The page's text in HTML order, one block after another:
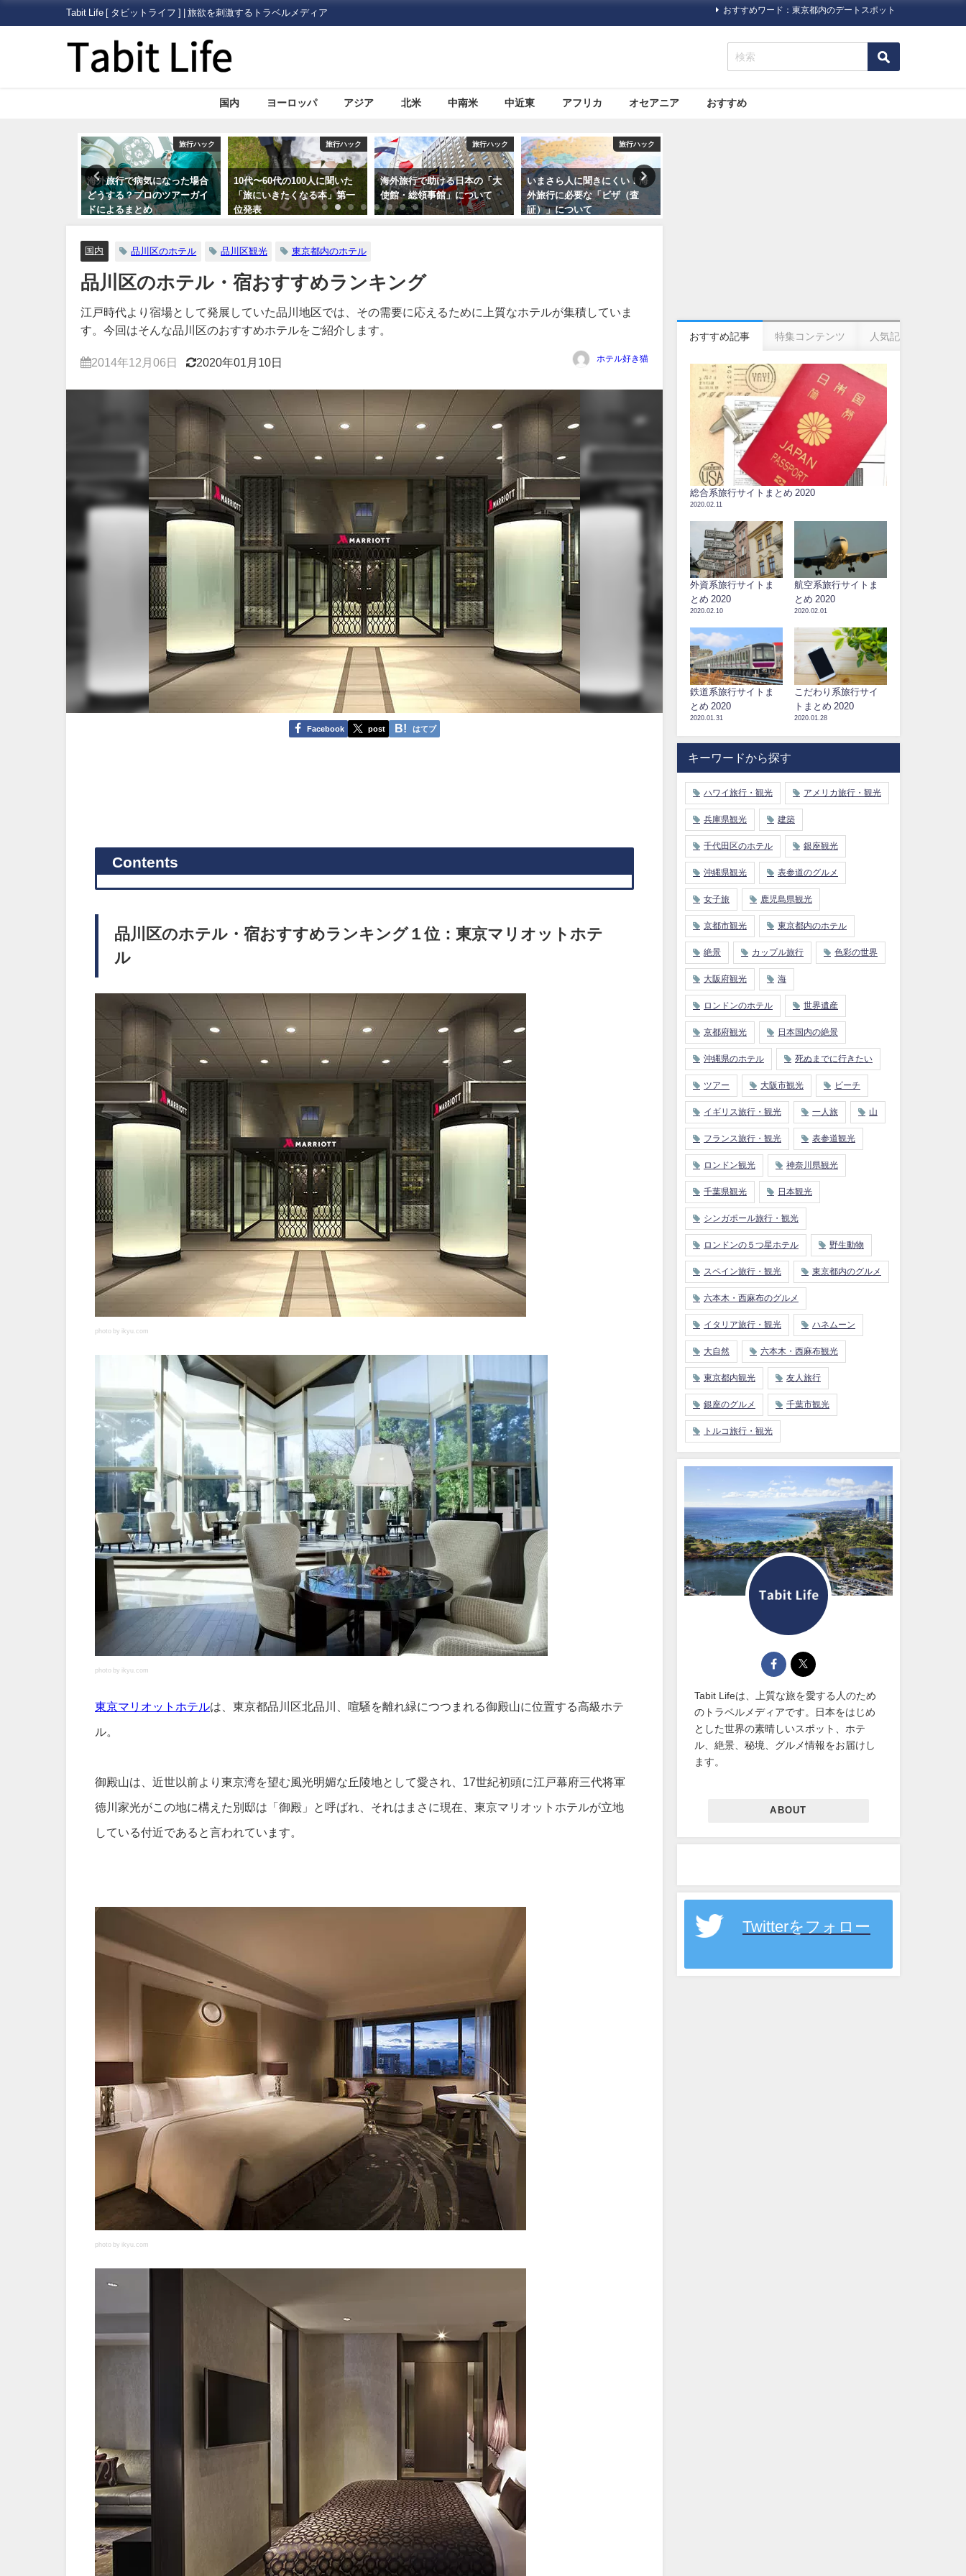
Tabit Life [ タビットライフ ] | 旅欲を刺激するトラベルメディア おすすめワード：東京都内のデートスポット
国内 ヨーロッパ アジア 北米 中南米 中近東 アフリカ オセアニア おすすめ
旅行ハック
10代〜60代の100人に聞いた
「旅にいきたくなる本」第一
位発表
旅行ハック
海外旅行で助ける日本の「大
使館・総領事館」について
旅行ハック
いまさら人に聞きにくい！海
外旅行に必要な「ビザ（査
証）」について
旅行ハック
海外旅行に必須！日本の「パ
スポート（旅券）」について
国内 品川区のホテル 品川区観光 東京都内のホテル
品川区のホテル・宿おすすめランキング
江戸時代より宿場として発展していた品川地区では、その需要に応えるために上質なホテルが集積していま
す。今回はそんな品川区のおすすめホテルをご紹介します。
2014年12月06日 2020年01月10日 ホテル好き猫
Facebook post はてブ
Contents
品川区のホテル・宿おすすめランキング１位：東京マリオットホテ
ル
photo by ikyu.com
photo by ikyu.com
東京マリオットホテルは、東京都品川区北品川、喧騒を離れ緑につつまれる御殿山に位置する高級ホテ
ル。
御殿山は、近世以前より東京湾を望む風光明媚な丘陵地として愛され、17世紀初頭に江戸幕府三代将軍
徳川家光がこの地に構えた別邸は「御殿」と呼ばれ、それはまさに現在、東京マリオットホテルが立地
している付近であると言われています。
photo by ikyu.com
おすすめ記事 特集コンテンツ 人気記事
総合系旅行サイトまとめ 2020
2020.02.11
外資系旅行サイトま
とめ 2020
2020.02.10
航空系旅行サイトま
とめ 2020
2020.02.01
鉄道系旅行サイトま
とめ 2020
2020.01.31
こだわり系旅行サイ
トまとめ 2020
2020.01.28
キーワードから探す
ハワイ旅行・観光 アメリカ旅行・観光
兵庫県観光 建築
千代田区のホテル 銀座観光
沖縄県観光 表参道のグルメ
女子旅 鹿児島県観光
京都市観光 東京都内のホテル
絶景 カップル旅行 色彩の世界
大阪府観光 海
ロンドンのホテル 世界遺産
京都府観光 日本国内の絶景
沖縄県のホテル 死ぬまでに行きたい
ツアー 大阪市観光 ビーチ
イギリス旅行・観光 一人旅 山
フランス旅行・観光 表参道観光
ロンドン観光 神奈川県観光
千葉県観光 日本観光
シンガポール旅行・観光
ロンドンの５つ星ホテル 野生動物
スペイン旅行・観光 東京都内のグルメ
六本木・西麻布のグルメ
イタリア旅行・観光 ハネムーン
大自然 六本木・西麻布観光
東京都内観光 友人旅行
銀座のグルメ 千葉市観光
トルコ旅行・観光
Tabit Lifeは、上質な旅を愛する人のため
のトラベルメディアです。日本をはじめ
とした世界の素晴しいスポット、ホテ
ル、絶景、秘境、グルメ情報をお届けし
ます。
ABOUT
Twitterをフォロー